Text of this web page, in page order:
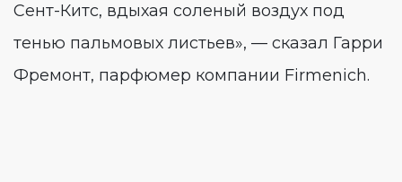
Сент-Китс, вдыхая соленый воздух под
тенью пальмовых листьев», — сказал Гарри
Фремонт, парфюмер компании Firmenich.